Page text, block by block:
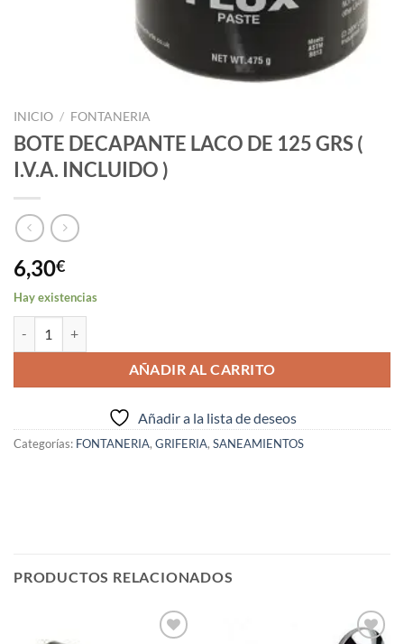
INICIO / FONTANERIA
BOTE DECAPANTE LACO DE 125 GRS (
I.V.A. INCLUIDO )
6,30€
Hay existencias
AÑADIR AL CARRITO
Añadir a la lista de deseos
Categorías: FONTANERIA, GRIFERIA, SANEAMIENTOS
PRODUCTOS RELACIONADOS